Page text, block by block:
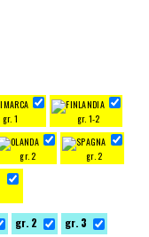
gr. 1 gr. 1-2
gr. 2 gr. 2
gr. 2 gr. 3